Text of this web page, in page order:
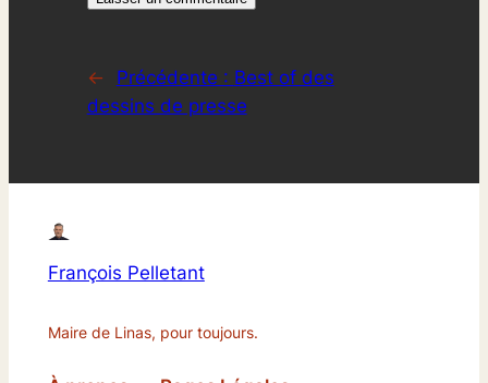
← Précédente : Best of des
dessins de presse
François Pelletant
Maire de Linas, pour toujours.